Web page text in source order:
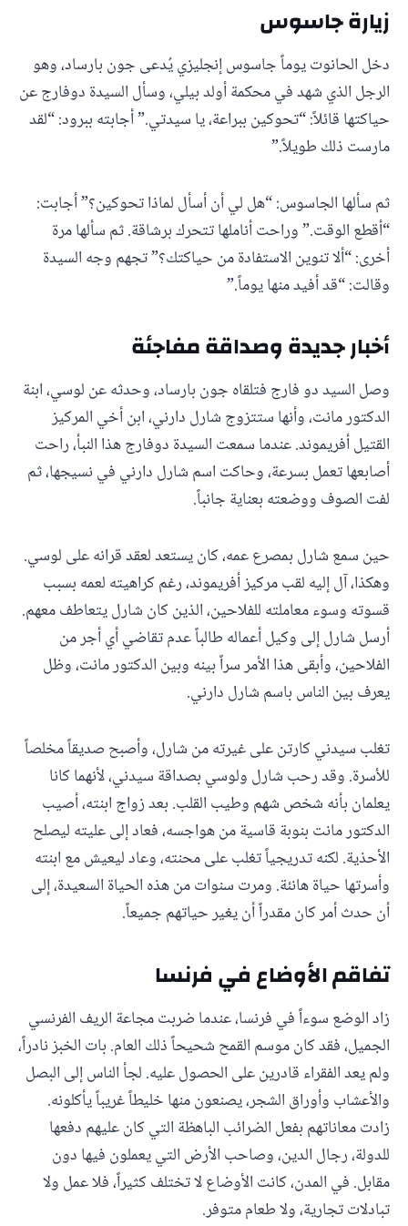
زيارة جاسوس
دخل الحانوت يوماً جاسوس إنجليزي يُدعى جون بارساد، وهو
الرجل الذي شهد في محكمة أولد بيلي، وسأل السيدة دوفارج عن
حياكتها قائلاً: “تحوكين ببراعة، يا سيدتي.” أجابته ببرود: “لقد
مارست ذلك طويلاً.”
ثم سألها الجاسوس: “هل لي أن أسأل لماذا تحوكين؟” أجابت:
“أقطع الوقت.” وراحت أناملها تتحرك برشاقة. ثم سألها مرة
أخرى: “ألا تنوين الاستفادة من حياكتك؟” تجهم وجه السيدة
وقالت: “قد أفيد منها يوماً.”
أخبار جديدة وصداقة مفاجئة
وصل السيد دو فارج فتلقاه جون بارساد، وحدثه عن لوسي، ابنة
الدكتور مانت، وأنها ستتزوج شارل دارني، ابن أخي المركيز
القتيل أفريموند. عندما سمعت السيدة دوفارج هذا النبأ، راحت
أصابعها تعمل بسرعة، وحاكت اسم شارل دارني في نسيجها، ثم
لفت الصوف ووضعته بعناية جانباً.
حين سمع شارل بمصرع عمه، كان يستعد لعقد قرانه على لوسي.
وهكذا، آل إليه لقب مركيز أفريموند، رغم كراهيته لعمه بسبب
قسوته وسوء معاملته للفلاحين، الذين كان شارل يتعاطف معهم.
أرسل شارل إلى وكيل أعماله طالباً عدم تقاضي أي أجر من
الفلاحين، وأبقى هذا الأمر سراً بينه وبين الدكتور مانت، وظل
يعرف بين الناس باسم شارل دارني.
تغلب سيدني كارتن على غيرته من شارل، وأصبح صديقاً مخلصاً
للأسرة. وقد رحب شارل ولوسي بصداقة سيدني، لأنهما كانا
يعلمان بأنه شخص شهم وطيب القلب. بعد زواج ابنته، أصيب
الدكتور مانت بنوبة قاسية من هواجسه، فعاد إلى عليته ليصلح
الأحذية. لكنه تدريجياً تغلب على محنته، وعاد ليعيش مع ابنته
وأسرتها حياة هانئة. ومرت سنوات من هذه الحياة السعيدة، إلى
أن حدث أمر كان مقدراً أن يغير حياتهم جميعاً.
تفاقم الأوضاع في فرنسا
زاد الوضع سوءاً في فرنسا، عندما ضربت مجاعة الريف الفرنسي
الجميل، فقد كان موسم القمح شحيحاً ذلك العام. بات الخبز نادراً،
ولم يعد الفقراء قادرين على الحصول عليه. لجأ الناس إلى البصل
والأعشاب وأوراق الشجر، يصنعون منها خليطاً غريباً يأكلونه.
زادت معاناتهم بفعل الضرائب الباهظة التي كان عليهم دفعها
للدولة، رجال الدين، وصاحب الأرض التي يعملون فيها دون
مقابل. في المدن، كانت الأوضاع لا تختلف كثيراً، فلا عمل ولا
تبادلات تجارية، ولا طعام متوفر.